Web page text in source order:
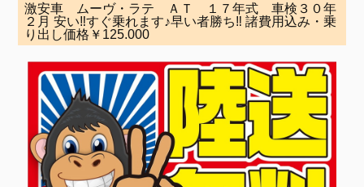
激安車 ムーヴ・ラテ ＡＴ １７年式 車検３０年
２月 安い‼すぐ乗れます♪早い者勝ち‼ 諸費用込み・乗
り出し価格￥125.000